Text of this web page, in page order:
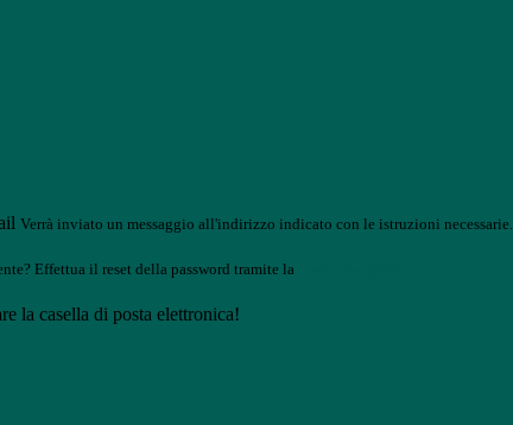
Verrà inviato un messaggio all'indirizzo indicato con le istruzioni necessarie.
Effettua il reset della password tramite la
la casella di posta elettronica!